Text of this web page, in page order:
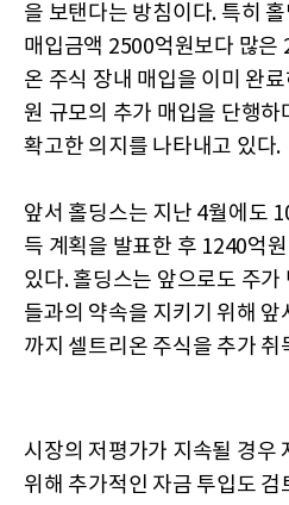
을 보탠다는 방침이다. 특히
매입금액 2500억원보다 많은
온 주식 장내 매입을 이미 완
원 규모의 추가 매입을 단행
확고한 의지를 나타내고 있다.
앞서 홀딩스는 지난 4월에도
득 계획을 발표한 후 1240억
있다. 홀딩스는 앞으로도 주
들과의 약속을 지키기 위해
까지 셀트리온 주식을 추가 취
시장의 저평가가 지속될 경우
위해 추가적인 자금 투입도